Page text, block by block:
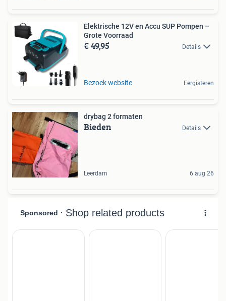
Elektrische 12V en Accu SUP Pompen –
Grote Voorraad
€ 49,95 Details
Bezoek website Eergisteren
drybag 2 formaten
Bieden Details
Leerdam 6 aug 26